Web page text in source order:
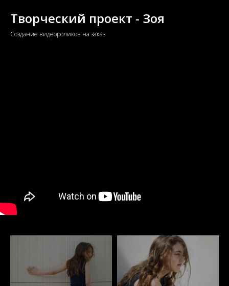
Творческий проект - Зоя
Создание видеороликов на заказ